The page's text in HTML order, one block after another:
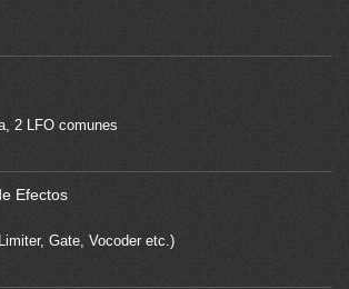
2 LFO comunes
Efectos
Gate, Vocoder etc.)